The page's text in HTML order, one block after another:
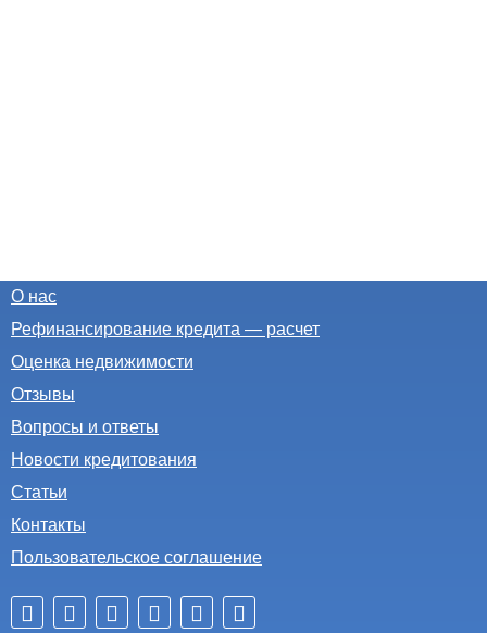
О нас
Рефинансирование кредита — расчет
Оценка недвижимости
Отзывы
Вопросы и ответы
Новости кредитования
Статьи
Контакты
Пользовательское соглашение